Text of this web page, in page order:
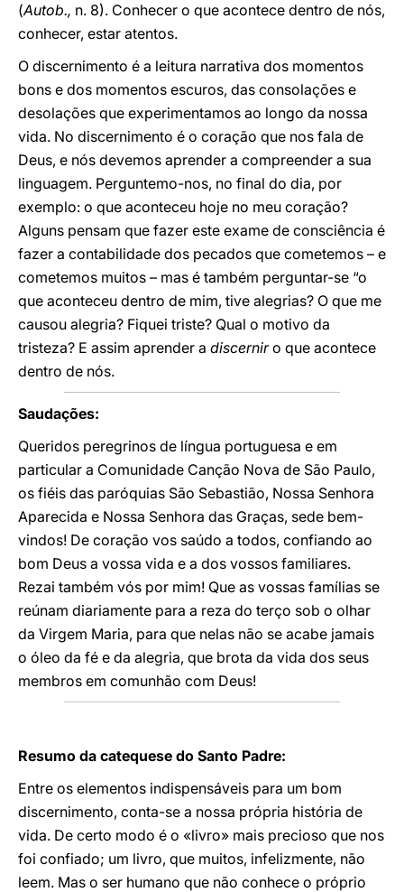
(Autob., n. 8). Conhecer o que acontece dentro de nós,
conhecer, estar atentos.
O discernimento é a leitura narrativa dos momentos
bons e dos momentos escuros, das consolações e
desolações que experimentamos ao longo da nossa
vida. No discernimento é o coração que nos fala de
Deus, e nós devemos aprender a compreender a sua
linguagem. Perguntemo-nos, no final do dia, por
exemplo: o que aconteceu hoje no meu coração?
Alguns pensam que fazer este exame de consciência é
fazer a contabilidade dos pecados que cometemos – e
cometemos muitos – mas é também perguntar-se “o
que aconteceu dentro de mim, tive alegrias? O que me
causou alegria? Fiquei triste? Qual o motivo da
tristeza? E assim aprender a discerniro que acontece
dentro de nós.
Saudações:
Queridos peregrinos de língua portuguesa e em
particular a Comunidade Canção Nova de São Paulo,
os fiéis das paróquias São Sebastião, Nossa Senhora
Aparecida e Nossa Senhora das Graças, sede bem-
vindos! De coração vos saúdo a todos, confiando ao
bom Deus a vossa vida e a dos vossos familiares.
Rezai também vós por mim! Que as vossas famílias se
reúnam diariamente para a reza do terço sob o olhar
da Virgem Maria, para que nelas não se acabe jamais
o óleo da fé e da alegria, que brota da vida dos seus
membros em comunhão com Deus!
Resumo da catequese do Santo Padre:
Entre os elementos indispensáveis para um bom
discernimento, conta-se a nossa própria história de
vida. De certo modo é o «livro» mais precioso que nos
foi confiado; um livro, que muitos, infelizmente, não
leem. Mas o ser humano que não conhece o próprio